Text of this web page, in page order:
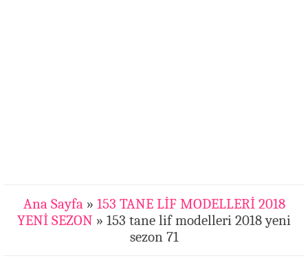
Ana Sayfa» 153 TANE LİF MODELLERİ 2018
YENİ SEZON » 153 tane lif modelleri 2018 yeni
sezon 71